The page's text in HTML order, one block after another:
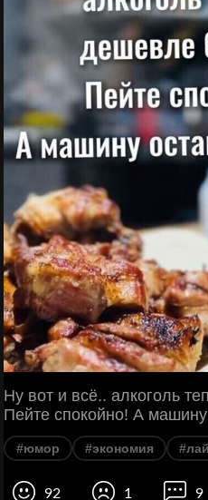
Ну вот и всё.. алкоголь
Пейте спокойно! А
#юмор #экономия
92 1 9